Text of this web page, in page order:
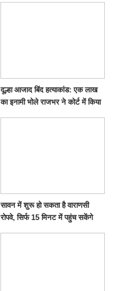
दूल्हा आजाद बिंद हत्याकांड: एक लाख
का इनामी भोले राजभर ने कोर्ट में किया
सावन में शुरू हो सकता है वाराणसी
रोपवे, सिर्फ 15 मिनट में पहुंच सकेंगे